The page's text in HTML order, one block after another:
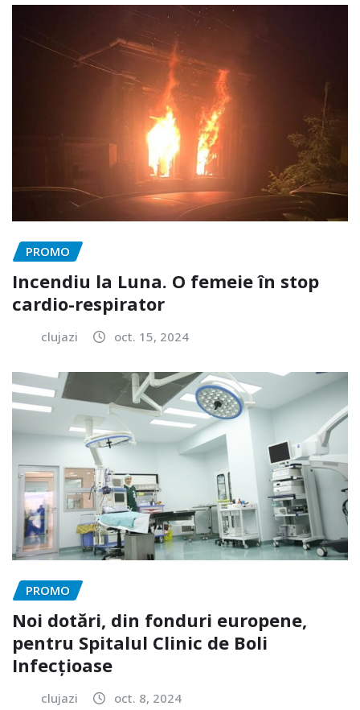
PROMO
Incendiu la Luna. O femeie în stop
cardio-respirator
clujazi oct. 15, 2024
PROMO
Noi dotări, din fonduri europene,
pentru Spitalul Clinic de Boli
Infecțioase
clujazi oct. 8, 2024